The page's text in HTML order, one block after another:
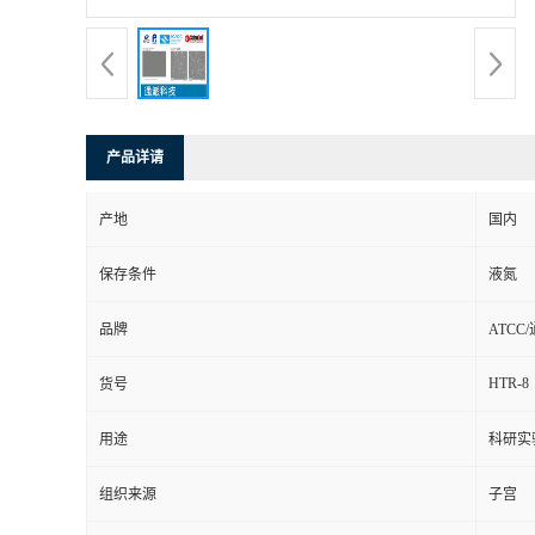
产品详请
产地 国内
保存条件 液氮
品牌 ATCC/
货号 HTR-8
用途 科研实
组织来源 子宫